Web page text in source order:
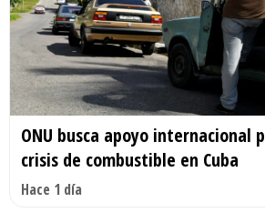
ONU busca apoyo internacional
crisis de combustible en Cuba
Hace 1 día